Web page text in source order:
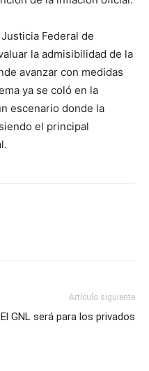
Federal de
la admisibilidad de la
avanzar con medidas
ya se coló en la
escenario donde la
el principal
Artículo siguiente
El GNL será para los privados